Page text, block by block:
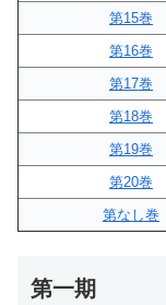
第15巻
第16巻
第17巻
第18巻
第19巻
第20巻
第なし巻
第一期